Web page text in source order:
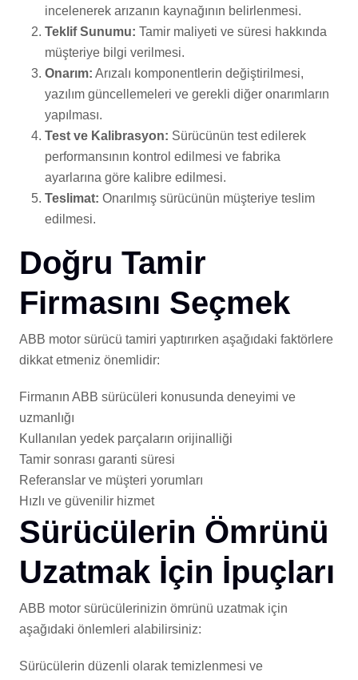
incelenerek arızanın kaynağının belirlenmesi.
Teklif Sunumu: Tamir maliyeti ve süresi hakkında
müşteriye bilgi verilmesi.
Onarım: Arızalı komponentlerin değiştirilmesi,
yazılım güncellemeleri ve gerekli diğer onarımların
yapılması.
Test ve Kalibrasyon: Sürücünün test edilerek
performansının kontrol edilmesi ve fabrika
ayarlarına göre kalibre edilmesi.
Teslimat: Onarılmış sürücünün müşteriye teslim
edilmesi.
Doğru Tamir
Firmasını Seçmek
ABB motor sürücü tamiri yaptırırken aşağıdaki faktörlere
dikkat etmeniz önemlidir:
Firmanın ABB sürücüleri konusunda deneyimi ve
uzmanlığı
Kullanılan yedek parçaların orijinalliği
Tamir sonrası garanti süresi
Referanslar ve müşteri yorumları
Hızlı ve güvenilir hizmet
Sürücülerin Ömrünü
Uzatmak İçin İpuçları
ABB motor sürücülerinizin ömrünü uzatmak için
aşağıdaki önlemleri alabilirsiniz:
Sürücülerin düzenli olarak temizlenmesi ve